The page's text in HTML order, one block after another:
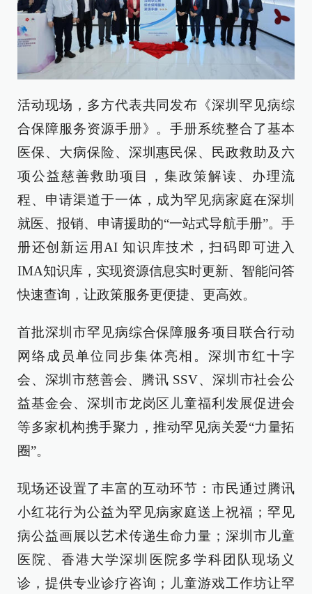
活动现场，多方代表共同发布《深圳罕见病综
合保障服务资源手册》。手册系统整合了基本
医保、大病保险、深圳惠民保、民政救助及六
项公益慈善救助项目，集政策解读、办理流
程、申请渠道于一体，成为罕见病家庭在深圳
就医、报销、申请援助的“一站式导航手册”。手
册还创新运用AI 知识库技术，扫码即可进入
IMA知识库，实现资源信息实时更新、智能问答
快速查询，让政策服务更便捷、更高效。
首批深圳市罕见病综合保障服务项目联合行动
网络成员单位同步集体亮相。深圳市红十字
会、深圳市慈善会、腾讯 SSV、深圳市社会公
益基金会、深圳市龙岗区儿童福利发展促进会
等多家机构携手聚力，推动罕见病关爱“力量拓
圈”。
现场还设置了丰富的互动环节：市民通过腾讯
小红花行为公益为罕见病家庭送上祝福；罕见
病公益画展以艺术传递生命力量；深圳市儿童
医院、香港大学深圳医院多学科团队现场义
诊，提供专业诊疗咨询；儿童游戏工作坊让罕